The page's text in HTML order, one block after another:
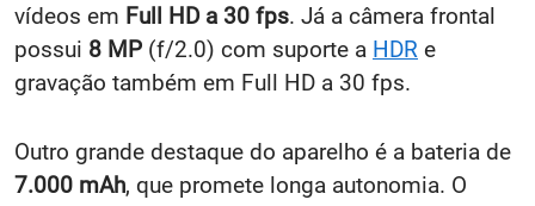
vídeos em Full HD a 30 fps. Já a câmera frontal
possui 8 MP (f/2.0) com suporte a HDR e
gravação também em Full HD a 30 fps.
Outro grande destaque do aparelho é a bateria de
7.000 mAh, que promete longa autonomia. O